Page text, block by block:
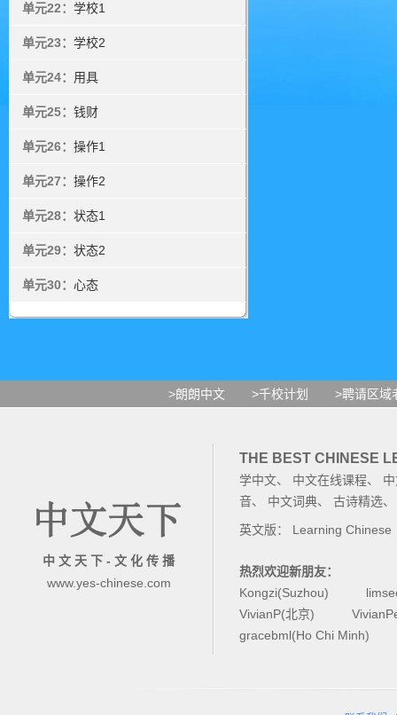
单元22： 学校1
单元23： 学校2
单元24： 用具
单元25： 钱财
单元26： 操作1
单元27： 操作2
单元28： 状态1
单元29： 状态2
单元30： 心态
>朗朗中文 >千校计划 >聘请区域
中 文 天 下 - 文 化 传 播
www.yes-chinese.com
THE BEST CHINESE
学中文、 中文在线课程、
音、 中文词典、 古诗精选
英文版： Learning Chinese
热烈欢迎新朋友：
Kongzi(Suzhou)
VivianP(北京)
gracebml(Ho Chi Minh)